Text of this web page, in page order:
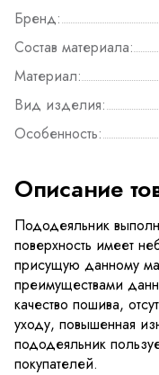
Бренд:
Состав материала:
Материал:
Вид изделия:
Особенность:
Описание
Пододеяльник
поверхность имеет
присущую данному
преимуществами
качество пошива,
уходу, повышенная
пододеяльник
покупателей.